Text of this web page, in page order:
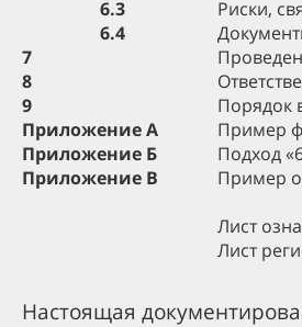
6.3
Риски,
6.4
7
8
9
Порядок
Приложение А
Пример
Приложение Б
Подход
Приложение В
Пример
Лист
Лист
Настоящая